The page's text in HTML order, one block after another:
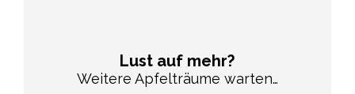
Lust auf mehr?
Weitere Apfelträume warten…